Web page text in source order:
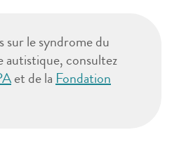
sur le syndrome du
autistique, consultez
et de la Fondation